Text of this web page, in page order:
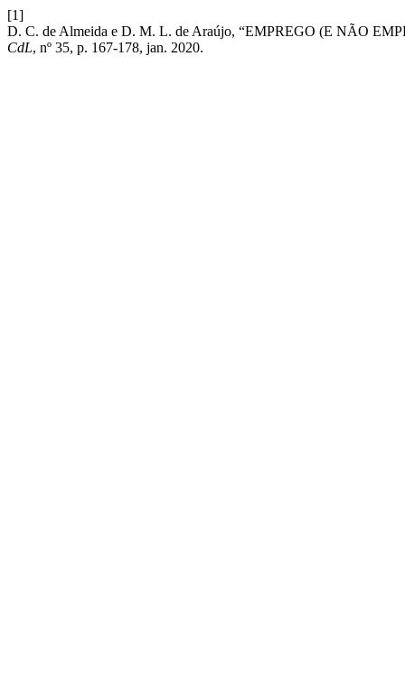
[1]
D. C. de Almeida e D. M. L. de Araújo, “EMPREGO (E NÃO
CdL, nº 35, p. 167-178, jan. 2020.